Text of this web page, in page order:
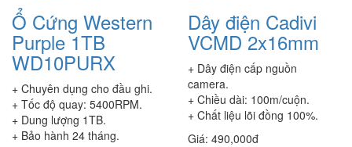
Ổ Cứng Western
Purple 1TB
WD10PURX
+ Chuyên dụng cho đầu ghi.
+ Tốc độ quay: 5400RPM.
+ Dung lượng 1TB.
+ Bảo hành 24 tháng.
Dây điện Cadivi
VCMD 2x16mm
+ Dây điện cấp nguồn
camera.
+ Chiều dài: 100m/cuộn.
+ Chất liệu lõi đồng 100%.
Giá: 490,000đ